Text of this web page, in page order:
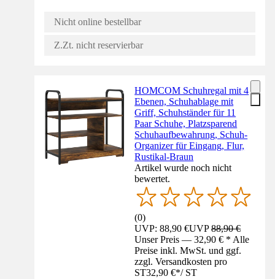
Nicht online bestellbar
Z.Zt. nicht reservierbar
HOMCOM Schuhregal mit 4
Ebenen, Schuhablage mit
Griff, Schuhständer für 11
Paar Schuhe, Platzsparend
Schuhaufbewahrung, Schuh-
Organizer für Eingang, Flur,
Rustikal-Braun
Artikel wurde noch nicht
bewertet.
(0)
UVP: 88,90 €UVP88,90 €
Unser Preis — 32,90 € * Alle
Preise inkl. MwSt. und ggf.
zzgl. Versandkosten pro
ST32,90 €*/ ST